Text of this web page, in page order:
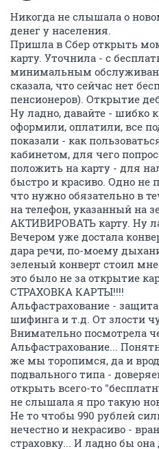
Никогда не слышала о
денег у населения.
Пришла в Сбер открыть
карту. Уточнила - с
минимальным
сказала, что сейчас нет
пенсионеров). Открытие
Ну ладно, давайте - шибко
оформили, оплатили, все
показали - как
кабинетом, для чего
положить на карту - для
быстро и красиво. Одно не
что нужно обязательно в
на телефон, указанный на
АКТИВИРОВАТЬ карту. Ну
Вечером уже достала
дара речи, по-моему
зеленый конверт стоил
это было не за открытие
СТРАХОВКА КАРТЫ!!!!
Альфастрахование -
шифинга и т.д. От злости
Внимательно посмотрела
Альфастрахование...
же мы торопимся, да и
подвального типа -
открыть всего-то
не слышала я про такую
Не то чтобы 990 рублей
нечестно и некрасиво -
страховку... И ладно бы она